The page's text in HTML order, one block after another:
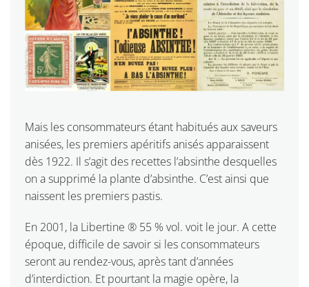
Mais les consommateurs étant habitués aux saveurs
anisées, les premiers apéritifs anisés apparaissent
dès 1922. Il s’agit des recettes l’absinthe desquelles
on a supprimé la plante d’absinthe. C’est ainsi que
naissent les premiers pastis.
En 2001, la Libertine ® 55 % vol. voit le jour. A cette
époque, difficile de savoir si les consommateurs
seront au rendez-vous, après tant d’années
d’interdiction. Et pourtant la magie opère, la